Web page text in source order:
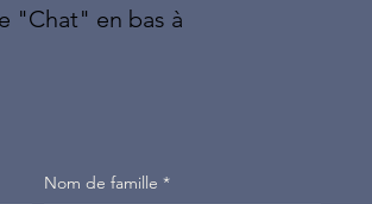
Nom de famille *
"Chat" en bas à